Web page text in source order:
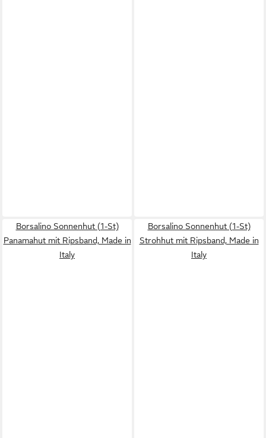
Borsalino Sonnenhut (1-St)
Panamahut mit Ripsband, Made in
Italy
Borsalino Sonnenhut (1-St)
Strohhut mit Ripsband, Made in
Italy